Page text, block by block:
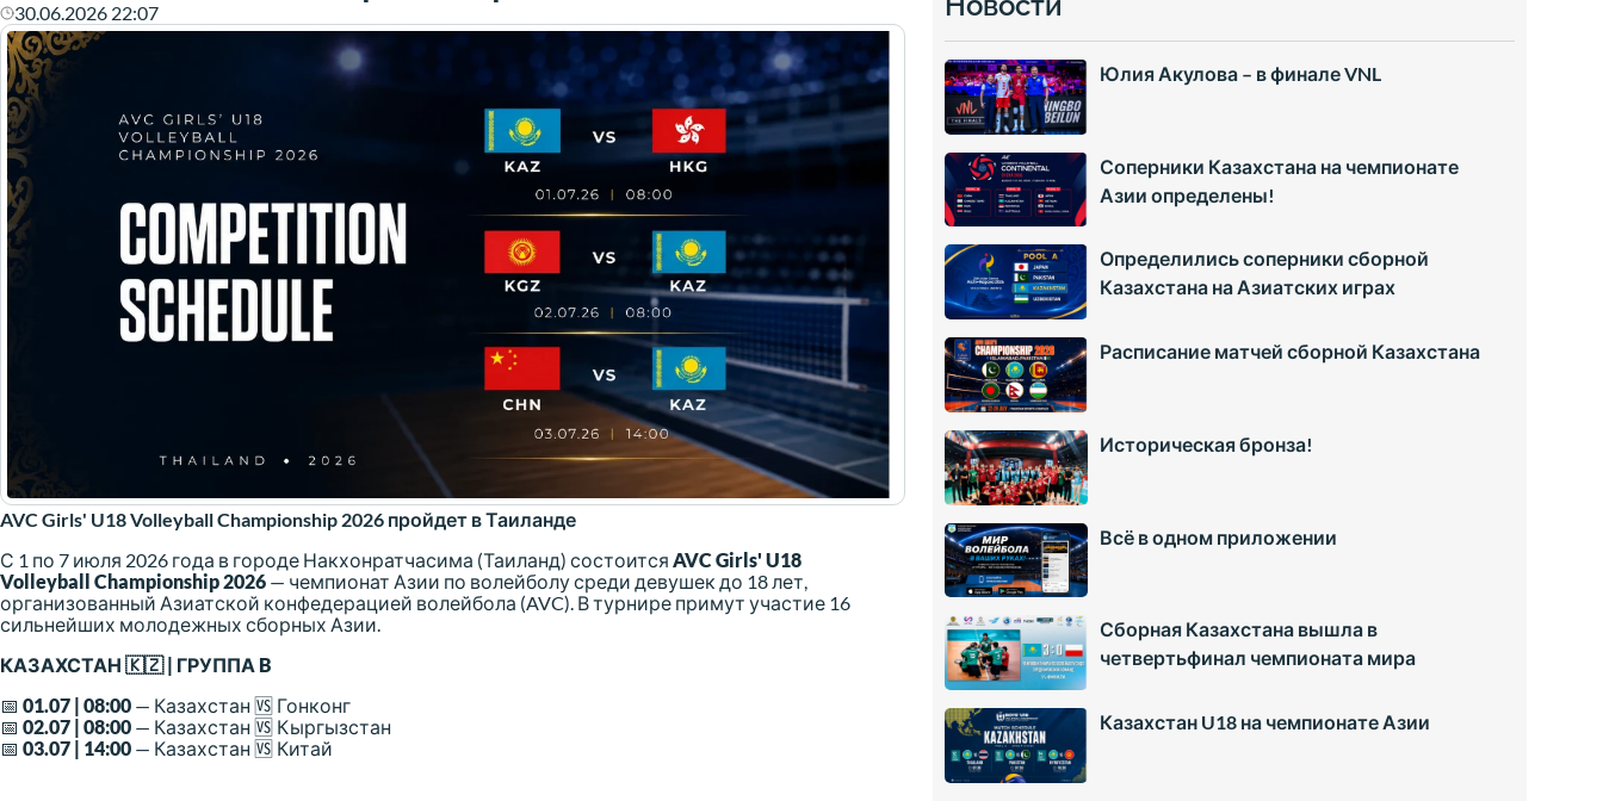
30.06.2026 22:07
AVC Girls' U18 Volleyball Championship 2026 пройдет в Таиланде
С 1 по 7 июля 2026 года в городе Накхонратчасима (Таиланд) состоится AVC Girls' U18
Volleyball Championship 2026 — чемпионат Азии по волейболу среди девушек до 18 лет,
организованный Азиатской конфедерацией волейбола (AVC). В турнире примут участие 16
сильнейших молодежных сборных Азии.
КАЗАХСТАН 🇰🇿 | ГРУППА B
📅 01.07 | 08:00 — Казахстан 🆚 Гонконг
📅 02.07 | 08:00 — Казахстан 🆚 Кыргызстан
📅 03.07 | 14:00 — Казахстан 🆚 Китай
Юлия Акулова – в финале VNL
Соперники Казахстана на чемпионате
Азии определены!
Определились соперники сборной
Казахстана на Азиатских играх
Расписание матчей сборной Казахстана
Историческая бронза!
Всё в одном приложении
Сборная Казахстана вышла в
четвертьфинал чемпионата мира
Казахстан U18 на чемпионате Азии